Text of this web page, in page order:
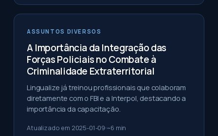
ASSUNTOS DIVERSOS
A Importância da Integração das
Forças Policiais no Combate à
Criminalidade Extraterritorial
Lingualize já treinou profissionais que colaboram
diretamente com o FBI e a Interpol, destacando a
importância da capacitação.
Atualizado em 2025-01-09 ~6 min